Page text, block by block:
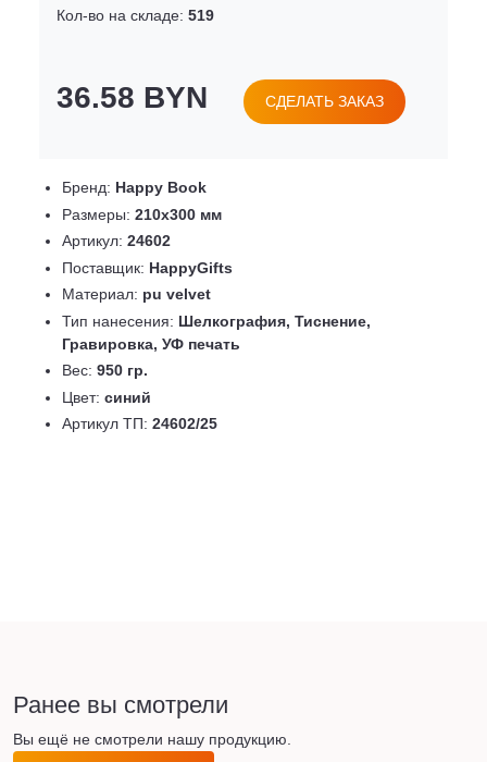
Кол-во на складе: 519
36.58 BYN СДЕЛАТЬ ЗАКАЗ
Бренд: Happy Book
Размеры: 210х300 мм
Артикул: 24602
Поставщик: HappyGifts
Материал: pu velvet
Тип нанесения: Шелкография, Тиснение,
Гравировка, УФ печать
Вес: 950 гр.
Цвет: синий
Артикул ТП: 24602/25
Ранее вы смотрели
Вы ещё не смотрели нашу продукцию.